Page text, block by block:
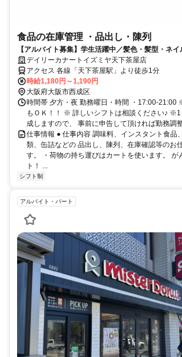
食品の在庫管理 ・品出し・陳列
【アルバイト募集】学生活躍中／髪色・髪型・ネ
定有)、シフト相談OK！
デイリーカナートイズミヤ天下茶屋店
アクセス 各線「天下茶屋駅」より徒歩1分
時給1,180円～1,190円
大阪府大阪市西成区
時間帯 夕方・夜 勤務曜日・時間 ・17:00-21:00
もＯＫ！！ ※ 詳しいシフトは相談ください♪
成しますので、 事前に申告して頂ければ勤務調整
仕事情報 ● 仕事内容 調味料、インスタント食品
類、缶詰などの 品出し、陳列、在庫確認等のお
す。 ・荷物の持ち運びはカートを使います。 が
ト！ ...
シフト制
アルバイト・パート